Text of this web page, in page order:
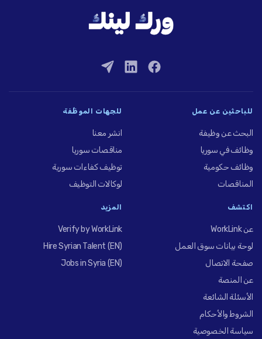
للباحثين عن عمل
البحث عن وظيفة
وظائف في سوريا
وظائف حكومية
المناقصات
للجهات الموظِّفة
انشر معنا
مناقصات سوريا
توظيف كفاءات سورية
لوكالات التوظيف
اكتشف
عن WorkLink
لوحة بيانات سوق العمل
صفحة الاتصال
عن المنصة
الأسئلة الشائعة
الشروط والأحكام
سياسة الخصوصية
المزيد
Verify by WorkLink
Hire Syrian Talent (EN)
Jobs in Syria (EN)